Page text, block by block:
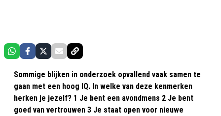
Sommige blijken in onderzoek opvallend vaak samen te
gaan met een hoog IQ. In welke van deze kenmerken
herken je jezelf? 1 Je bent een avondmens 2 Je bent
goed van vertrouwen 3 Je staat open voor nieuwe